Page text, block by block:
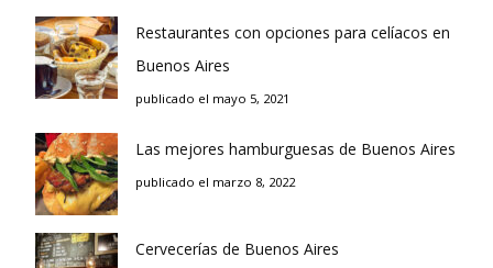
Restaurantes con opciones para celíacos en
Buenos Aires
publicado el mayo 5, 2021
Las mejores hamburguesas de Buenos Aires
publicado el marzo 8, 2022
Cervecerías de Buenos Aires